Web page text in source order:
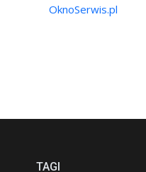
OknoSerwis.pl
TAGI